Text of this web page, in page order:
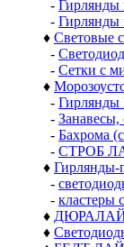
- Гирлянды
- Гирлянды
♦ Световые
-
- Сетки с
♦
-
- Занавесы,
- Бахрома
- СТРОБ
♦ Гирлянды-
-
- кластеры
♦
♦